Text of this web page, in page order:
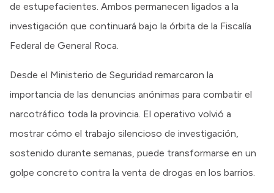
de estupefacientes. Ambos permanecen ligados a la
investigación que continuará bajo la órbita de la Fiscalía
Federal de General Roca.
Desde el Ministerio de Seguridad remarcaron la
importancia de las denuncias anónimas para combatir el
narcotráfico toda la provincia. El operativo volvió a
mostrar cómo el trabajo silencioso de investigación,
sostenido durante semanas, puede transformarse en un
golpe concreto contra la venta de drogas en los barrios.